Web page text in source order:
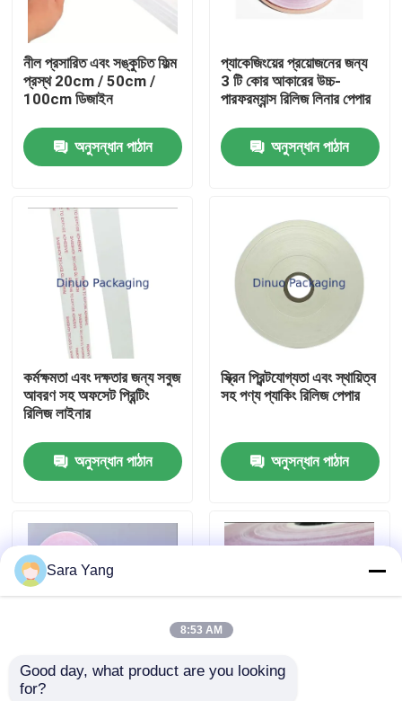
ভিডিও
আমাদের সম্পর্কে
কারখানা ভ্রমণ
মান নিয়ন্ত্রণ
আমাদের সাথে যোগাযোগ করুন
খবর
বুদ্বুদ মেইলিং ব্যাগ
নীল প্রসারিত এবং সঙ্কুচিত ফিল্ম
প্রস্থ 20cm / 50cm /
100cm ডিজাইন
অনুসন্ধান পাঠান
প্যাকেজিংয়ের প্রয়োজনের জন্য
3 টি কোর আকারের উচ্চ-
পারফরম্যান্স রিলিজ লিনার পেপার
অনুসন্ধান পাঠান
কর্মক্ষমতা এবং দক্ষতার জন্য সবুজ
আবরণ সহ অফসেট প্রিন্টিং
রিলিজ লাইনার
অনুসন্ধান পাঠান
স্ক্রিন প্রিন্টযোগ্যতা এবং স্থায়িত্ব
সহ পণ্য প্যাকিং রিলিজ পেপার
অনুসন্ধান পাঠান
গ্লাসিন ডাবল সাইডেড
Sara Yang
8:53 AM
Good day, what product are you looking
for?